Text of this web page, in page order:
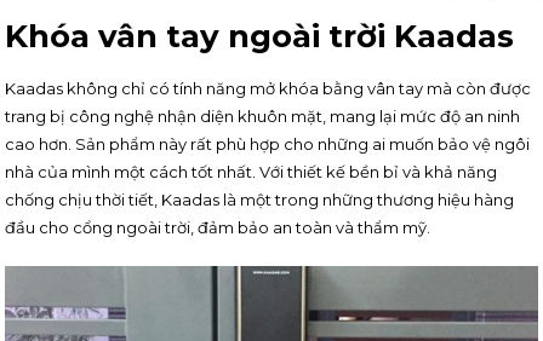
Khóa vân tay ngoài trời Kaadas
Kaadas không chỉ có tính năng mở khóa bằng vân tay mà còn được
trang bị công nghệ nhận diện khuôn mặt, mang lại mức độ an ninh
cao hơn. Sản phẩm này rất phù hợp cho những ai muốn bảo vệ ngôi
nhà của mình một cách tốt nhất. Với thiết kế bền bỉ và khả năng
chống chịu thời tiết, Kaadas là một trong những thương hiệu hàng
đầu cho cổng ngoài trời, đảm bảo an toàn và thẩm mỹ.